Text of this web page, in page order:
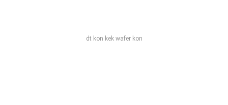
dt kon kek wafer kon